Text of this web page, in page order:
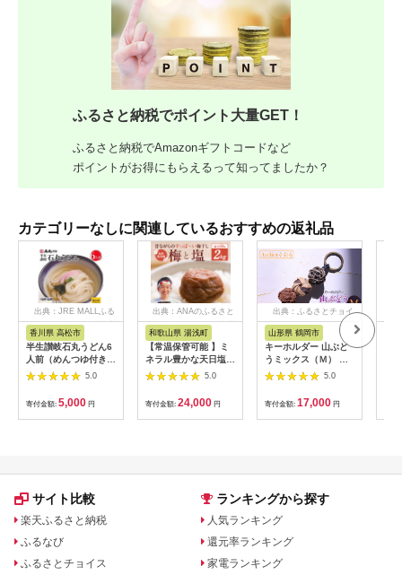
ふるさと納税でポイント大量GET！
ふるさと納税でAmazonギフトコードなど
ポイントがお得にもらえるって知ってましたか？
カテゴリーなしに関連しているおすすめの返礼品
出典：JRE MALLふる
さと納税
香川県 高松市
半生讃岐石丸うどん6
人前（めんつゆ付き）
麺300g×2袋
5.0
寄付金額: 5,000 円
出典：ANAのふるさと
納税
和歌山県 湯浅町
【常温保管可能 】ミ
ネラル豊かな天日塩だ
けで漬けた無添加梅干
し2kg 梅ボーイズ｜
B201_EP6024
5.0
寄付金額: 24,000 円
出典：ふるさとチョイ
山形県 鶴岡市
キーホルダー 山ぶど
うミックス（Ｍ） 山
形県鶴岡市 アトリエ
かおる | 山葡萄 雑貨
キーホルダー ギフト
贈り物 お取り寄せ 返
礼品
5.0
寄付金額: 17,000 円
サイト比較
楽天ふるさと納税
ふるなび
ふるさとチョイス
ランキングから探す
人気ランキング
還元率ランキング
家電ランキング